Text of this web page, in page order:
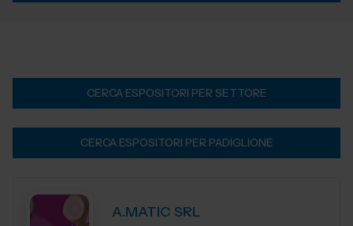
CERCA ESPOSITORI PER SETTORE
CERCA ESPOSITORI PER PADIGLIONE
A.MATIC SRL